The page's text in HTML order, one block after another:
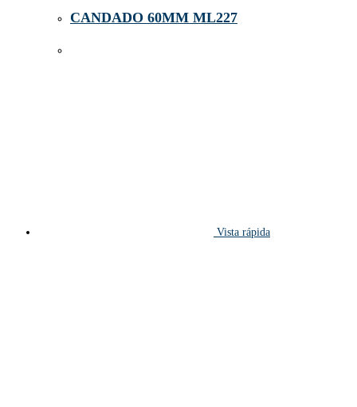
CANDADO 60MM ML227
Vista rápida